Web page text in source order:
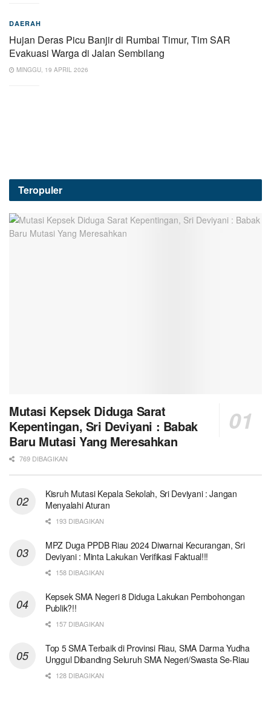
DAERAH
Hujan Deras Picu Banjir di Rumbai Timur, Tim SAR
Evakuasi Warga di Jalan Sembilang
MINGGU, 19 APRIL 2026
Teropuler
Mutasi Kepsek Diduga Sarat
Kepentingan, Sri Deviyani : Babak
Baru Mutasi Yang Meresahkan
769 DIBAGIKAN
Kisruh Mutasi Kepala Sekolah, Sri Deviyani : Jangan
Menyalahi Aturan
193 DIBAGIKAN
MPZ Duga PPDB Riau 2024 Diwarnai Kecurangan, Sri
Deviyani : Minta Lakukan Verifikasi Faktual!!!
158 DIBAGIKAN
Kepsek SMA Negeri 8 Diduga Lakukan Pembohongan
Publik?!!
157 DIBAGIKAN
Top 5 SMA Terbaik di Provinsi Riau, SMA Darma Yudha
Unggul Dibanding Seluruh SMA Negeri/Swasta Se-Riau
128 DIBAGIKAN